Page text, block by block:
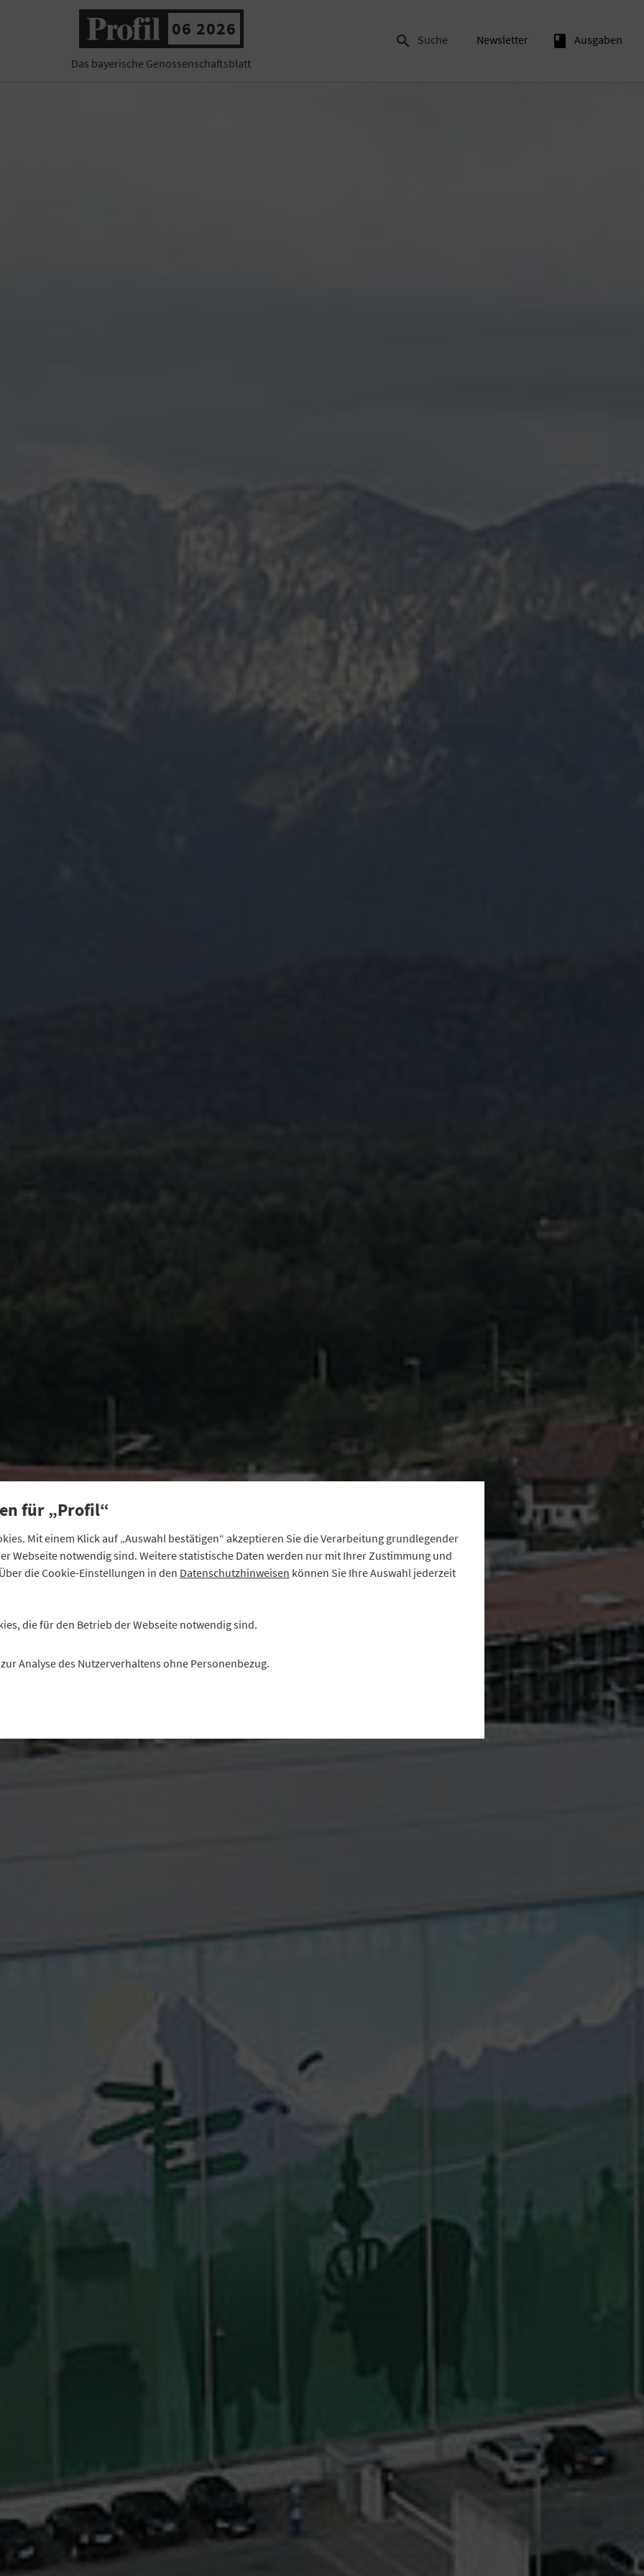
06 2026
Das bayerische Genossenschaftsblatt
 Suche Newsletter book Ausgaben
für „Profil“
Mit einem Klick auf „Auswahl bestätigen“ akzeptieren Sie die Verarbeitung grundlegender
Webseite notwendig sind. Weitere statistische Daten werden nur mit Ihrer Zustimmung und
die Cookie-Einstellungen in den Datenschutzhinweisen können Sie Ihre Auswahl jederzeit
die für den Betrieb der Webseite notwendig sind.
Analyse des Nutzerverhaltens ohne Personenbezug.